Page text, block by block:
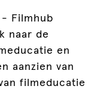
- Filmhub
naar de
en
aanzien van
filmeducatie